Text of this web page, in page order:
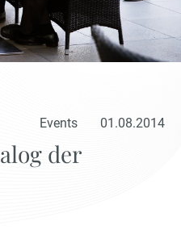
Events 01.08.2014
der